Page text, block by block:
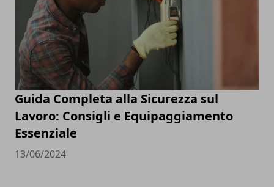
Guida Completa alla Sicurezza sul
Lavoro: Consigli e Equipaggiamento
Essenziale
13/06/2024